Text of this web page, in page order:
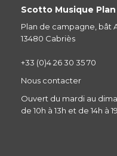
Scotto Musique
Plan de campagne, bât
13480 Cabriès
+33 (0)4 26 30 35 70
Nous contacter
Ouvert du mardi au
de 10h à 13h et de 14h à